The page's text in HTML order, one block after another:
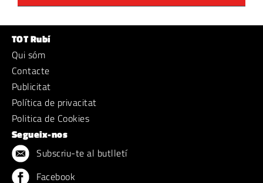
TOT Rubí
Qui sóm
Contacte
Publicitat
Política de privacitat
Politica de Cookies
Segueix-nos
Subscriu-te al butlletí
Facebook